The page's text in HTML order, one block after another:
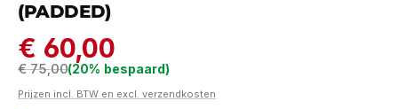
(PADDED)
€ 60,00
Regular price:
€ 75,00(20% bespaard)
Prijzen incl. BTW en excl. verzendkosten